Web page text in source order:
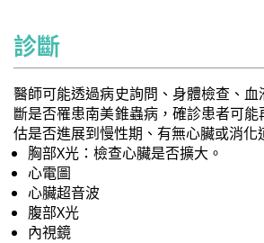
診斷
醫師可能透過病史詢問、身體檢查、
斷是否罹患南美錐蟲病，確診患者可
估是否進展到慢性期、有無心臟或消化
胸部X光：檢查心臟是否擴大。
心電圖
心臟超音波
腹部X光
內視鏡